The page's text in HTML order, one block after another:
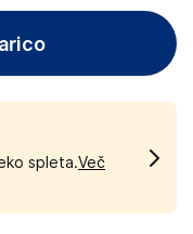
spleta.Več